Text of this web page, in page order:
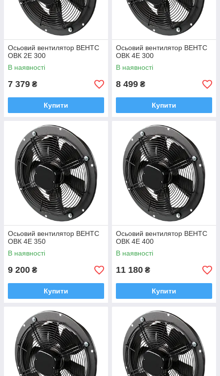
Осьовий вентилятор ВЕНТС
ОВК 2Е 300
В наявності
7 379 ₴
Купити
Осьовий вентилятор ВЕНТС
ОВК 4Е 300
В наявності
8 499 ₴
Купити
Осьовий вентилятор ВЕНТС
ОВК 4Е 350
В наявності
9 200 ₴
Купити
Осьовий вентилятор ВЕНТС
ОВК 4Е 400
В наявності
11 180 ₴
Купити